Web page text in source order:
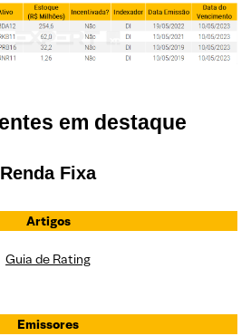
em destaque
Renda Fixa
Artigos
Guia de Rating
Emissores